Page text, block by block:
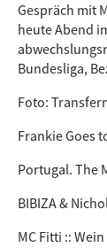
Gespräch mit
heute Abend
Bundesliga,
Foto:
Frankie Goes
Portugal. The
BIBIZA &
MC Fitti :: Wein